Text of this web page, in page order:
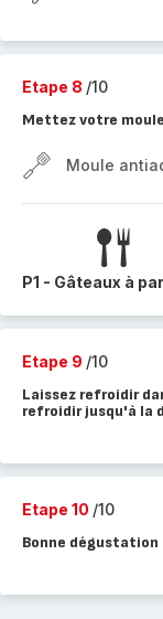
Etape 8 /10
Mettez votre
Moule
P1 - Gâteaux à
Etape 9 /10
Laissez refroidir
refroidir jusqu'à la
Etape 10 /10
Bonne dégustation